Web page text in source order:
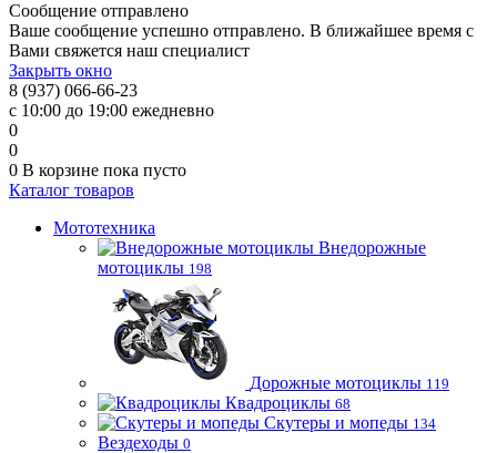
Сообщение отправлено
Ваше сообщение успешно отправлено. В ближайшее время с
Вами свяжется наш специалист
Закрыть окно
8 (937) 066-66-23
с 10:00 до 19:00 ежедневно
0
0
0 В корзине пока пусто
Каталог товаров
Мототехника
Внедорожные
мотоциклы 198
Дорожные мотоциклы 119
Квадроциклы 68
Скутеры и мопеды 134
Вездеходы 0